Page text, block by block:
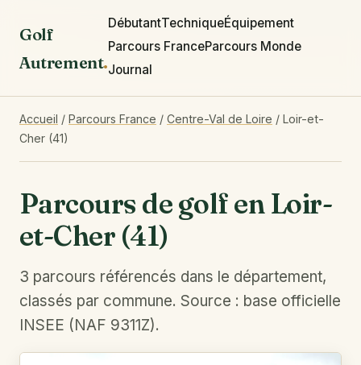
Golf
Autrement.
DébutantTechniqueÉquipement
Parcours FranceParcours Monde
Journal
Accueil / Parcours France / Centre-Val de Loire / Loir-et-
Cher (41)
Parcours de golf en Loir-
et-Cher (41)
3 parcours référencés dans le département,
classés par commune. Source : base officielle
INSEE (NAF 9311Z).